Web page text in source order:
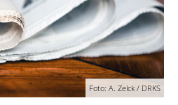
Foto: A. Zelck / DRKS